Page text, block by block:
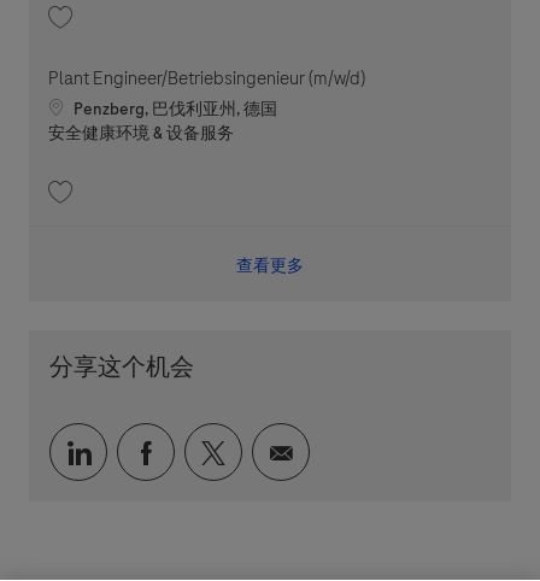
Plant Engineer/Betriebsingenieur (m/w/d)
Location
Penzberg, 巴伐利亚州, 德国
职位类别
安全健康环境 & 设备服务
查看更多
分享这个机会
通过 LinkedIn 分享
通过 faceebook 分享
通过 twitter 分享
通过电子邮件分享